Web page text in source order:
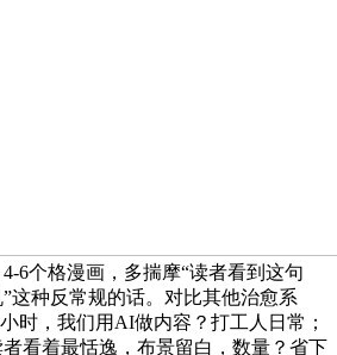
6个格漫画，多揣摩“读者看到这句
这种反常规的话。对比其他治愈系
时，我们用AI做内容？打工人日常；
看着最恬逸，布景留白，数量？省下